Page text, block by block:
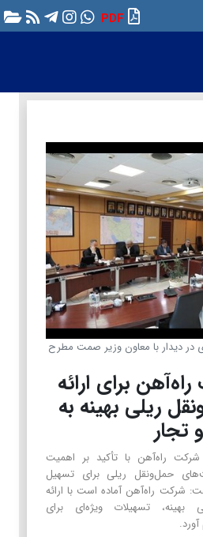
PDF
در دیدار با معاون وزیر صمت مطرح
برای ارائه
ریلی بهینه به
تجار
شرکت راه‌آهن با تأکید بر اهمیت
حمل‌ونقل ریلی برای تسهیل
شرکت راه‌آهن آماده است با ارائه
تسهیلات ویژه‌ای برای